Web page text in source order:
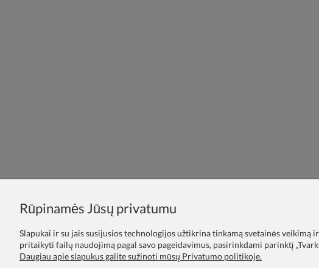
Rūpinamės Jūsų privatumu
Slapukai ir su jais susijusios technologijos užtikrina tinkamą svetainės
pritaikyti failų naudojimą pagal savo pageidavimus, pasirinkdami parinktį
Daugiau apie slapukus galite sužinoti mūsų Privatumo politikoje.